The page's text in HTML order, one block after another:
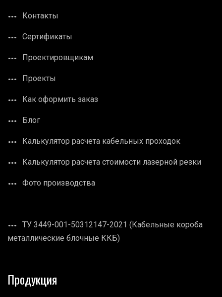
Контакты
Сертификаты
Проектировщикам
Проекты
Как оформить заказ
Блог
Калькулятор расчета кабельных проходок
Калькулятор расчета стоимости лазерной резки
Фото производства
ТУ 3449-001-50312147-2021 (Кабельные короба
металлические блочные ККБ)
Продукция